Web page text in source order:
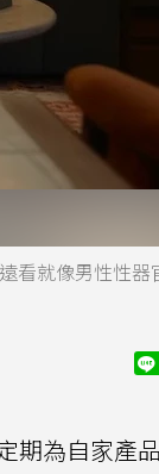
看就像男性性器
期為自家產